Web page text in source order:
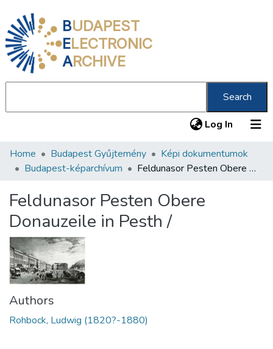
BUDAPEST
ELECTRONIC
ARCHIVE
Search
Log In (current)
Communities & Collections
Statistics
About us
Home Budapest Gyűjtemény
Képi dokumentumok
Budapest-képarchívum
Feldunasor Pesten Obere Donauzeile in Pesth /
Feldunasor Pesten Obere
Donauzeile in Pesth /
Authors
Rohbock, Ludwig (1820?-1880)